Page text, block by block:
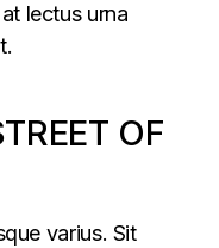
lectus urna
OF
varius. Sit